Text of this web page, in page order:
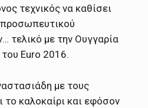
τεχνικός να καθίσει
τελικό με την Ουγγαρία
του Euro 2016.
με τους
το καλοκαίρι και εφόσον